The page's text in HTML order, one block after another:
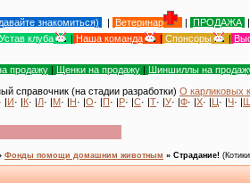
знакомиться) | Ветеринар | ПРОДАЖА |
Устав клуба | Наша команда | Спонсоры |
продажу | Щенки на продажу | Шиншиллы на
справочник (на стадии разработки) О карликовых
· |И· |К· |Л· |М· |Н· |О· |П· |Р· |С· |Т· |У· |Ф· |Х· |Ц· |Ч· |
Фонды помощи домашним животным » Страдание!